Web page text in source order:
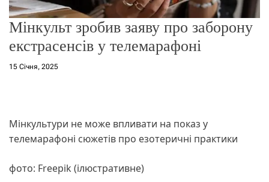
Мінкульт зробив заяву про заборону
екстрасенсів у телемарафоні
15 Січня, 2025
Мінкультури не може впливати на показ у
телемарафоні сюжетів про езотеричні практики
фото: Freepik (ілюстративне)